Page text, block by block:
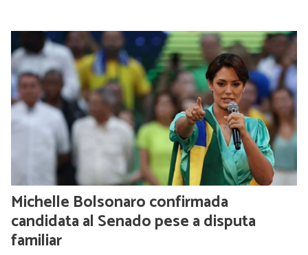
Michelle Bolsonaro confirmada
candidata al Senado pese a disputa
familiar